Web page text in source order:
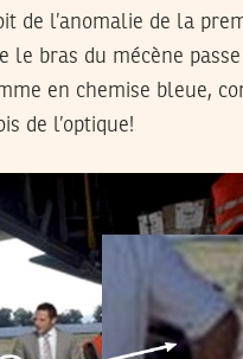
de l’anomalie de la
le bras du mécène
en chemise bleue,
de l’optique!